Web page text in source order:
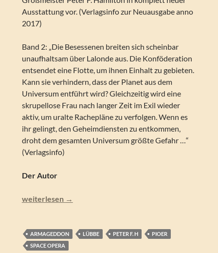
Ausstattung vor. (Verlagsinfo zur Neuausgabe anno
2017)
Band 2: „Die Besessenen breiten sich scheinbar
unaufhaltsam über Lalonde aus. Die Konföderation
entsendet eine Flotte, um ihnen Einhalt zu gebieten.
Kann sie verhindern, dass der Planet aus dem
Universum entführt wird? Gleichzeitig wird eine
skrupellose Frau nach langer Zeit im Exil wieder
aktiv, um uralte Rachepläne zu verfolgen. Wenn es
ihr gelingt, den Geheimdiensten zu entkommen,
droht dem gesamten Universum größte Gefahr …“
(Verlagsinfo)
Der Autor
Peter F. Hamilton – Fehlfunktion (Armageddon-Zyklus
weiterlesen →
ARMAGEDDON LÜBBE PETER F. H
PIOER
SPACE OPERA